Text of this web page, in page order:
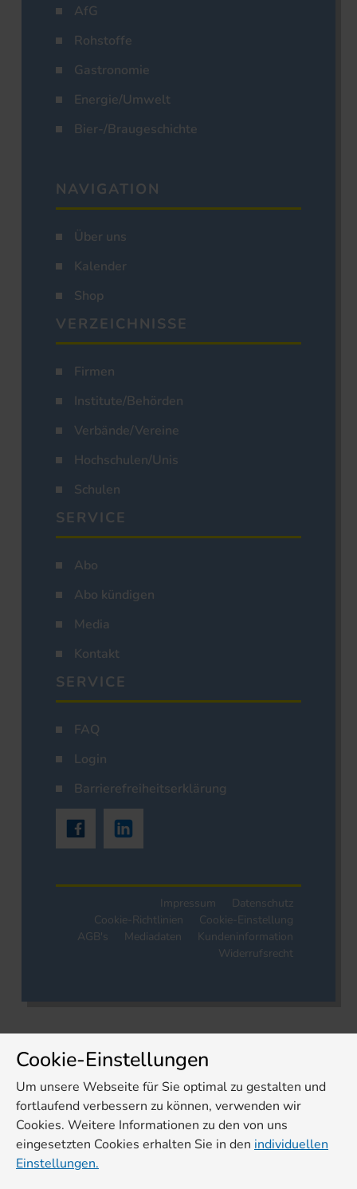
AfG
Rohstoffe
Gastronomie
Energie/Umwelt
Bier-/Braugeschichte
NAVIGATION
Über uns
Kalender
Shop
VERZEICHNISSE
Firmen
Institute/Behörden
Verbände/Vereine
Hochschulen/Unis
Schulen
SERVICE
Abo
Abo kündigen
Media
Kontakt
SERVICE
FAQ
Login
Barrierefreiheitserklärung
Impressum
Datenschutz
Cookie-Richtlinien
Cookie-Einstellung
AGB's
Mediadaten
Kundeninformation
Widerrufsrecht
Cookie-Einstellungen
Um unsere Webseite für Sie optimal zu gestalten und
fortlaufend verbessern zu können, verwenden wir
Cookies. Weitere Informationen zu den von uns
eingesetzten Cookies erhalten Sie in den individuellen
Einstellungen.